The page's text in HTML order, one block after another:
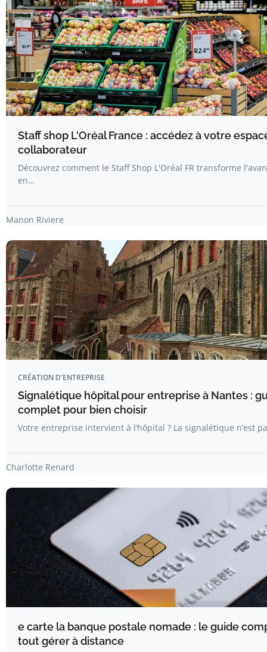
Staff shop L'Oréal France : accédez à votre
collaborateur
Découvrez comment le Staff Shop L'Oréal FR transforme
en…
Manon Riviere
CRÉATION D'ENTREPRISE
Signalétique hôpital pour entreprise à Nantes :
complet pour bien choisir
Votre entreprise intervient à l’hôpital ? La signalétique n’est
Charlotte Renard
e carte la banque postale nomade : le guide
tout gérer à distance